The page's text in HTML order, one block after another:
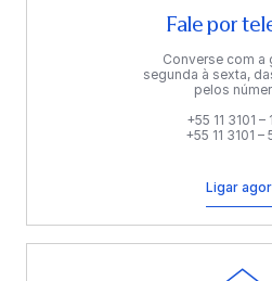
Fale por
Converse com a
segunda à sexta,
pelos
+55 11 3101 –
+55 11 3101 –
Ligar